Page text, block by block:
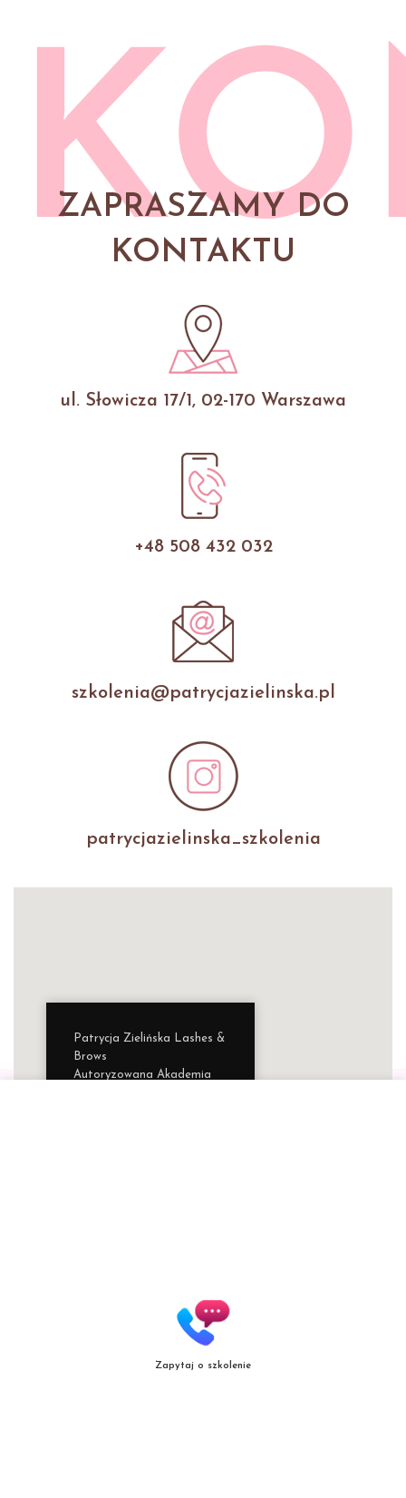
ZAPRASZAMY DO
KONTAKTU
ul. Słowicza 17/1, 02-170 Warszawa
+48 508 432 032
szkolenia@patrycjazielinska.pl
patrycjazielinska_szkolenia
Patrycja Zielińska Lashes &
Brows
Autoryzowana Akademia
Zapytaj o szkolenie